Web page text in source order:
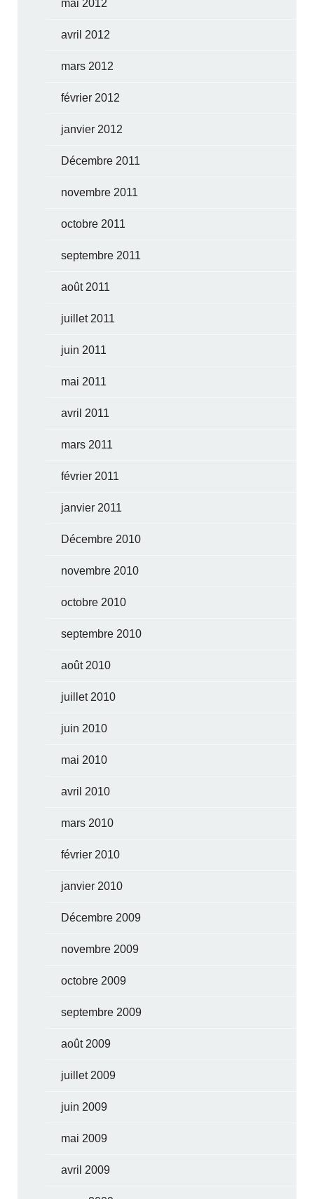
mai 2012
avril 2012
mars 2012
février 2012
janvier 2012
Décembre 2011
novembre 2011
octobre 2011
septembre 2011
août 2011
juillet 2011
juin 2011
mai 2011
avril 2011
mars 2011
février 2011
janvier 2011
Décembre 2010
novembre 2010
octobre 2010
septembre 2010
août 2010
juillet 2010
juin 2010
mai 2010
avril 2010
mars 2010
février 2010
janvier 2010
Décembre 2009
novembre 2009
octobre 2009
septembre 2009
août 2009
juillet 2009
juin 2009
mai 2009
avril 2009